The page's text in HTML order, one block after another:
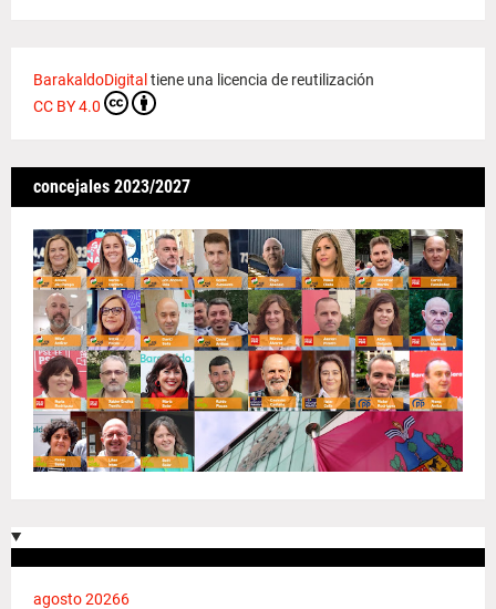
BarakaldoDigital tiene una licencia de reutilización
CC BY 4.0
concejales 2023/2027
agosto 20266